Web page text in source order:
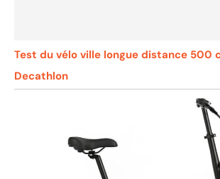
Test du vélo ville longue distance 500
Decathlon